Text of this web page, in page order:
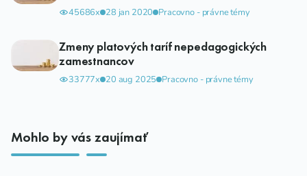
45686x 28 jan 2020 Pracovno - právne témy
Zmeny platových taríf nepedagogických
zamestnancov
33777x 20 aug 2025 Pracovno - právne témy
Mohlo by vás zaujímať